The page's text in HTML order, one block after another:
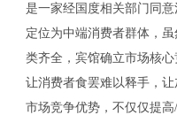
是一家经国度相关部门同
定位为中端消费者群体，
类齐全，宾馆确立市场核
让消费者食罢难以释手，
市场竞争优势，不仅仅提